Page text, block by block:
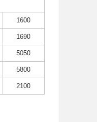
1600
1690
5050
5800
2100